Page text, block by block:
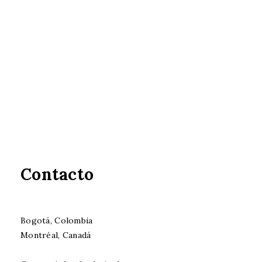
Contacto
Bogotá, Colombia
Montréal, Canadá